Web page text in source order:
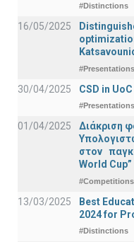
#Distinctions
16/05/2025
#Presentations
30/04/2025 CSD in
#Presentations
01/04/2025
Διάκριση
στον
World Cup”
#Competitions
13/03/2025
Best
2024 for
#Distinctions